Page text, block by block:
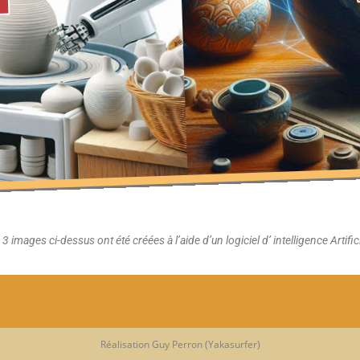
3 images ci-dessus ont été créées à l’aide d’un logiciel d’ intelligence
Réalisation Guy Perron (Yakasurfer)